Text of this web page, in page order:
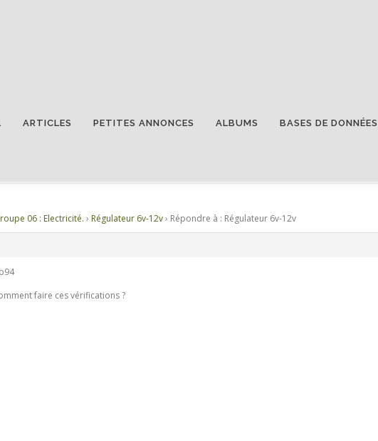
ARTICLES PETITES ANNONCES ALBUMS BASES DE DONNÉES
06 : Electricité. › Régulateur 6v-12v› Répondre à : Régulateur 6v-12v
faire ces vérifications ?